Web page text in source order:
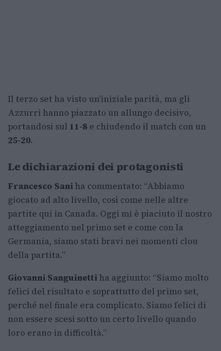
Il terzo set ha visto un’iniziale parità, ma gli
Azzurri hanno piazzato un allungo decisivo,
portandosi sul 11-8 e chiudendo il match con un
25-20.
Le dichiarazioni dei protagonisti
Francesco Sani ha commentato: “Abbiamo
giocato ad alto livello, così come nelle altre
partite qui in Canada. Oggi mi è piaciuto il nostro
atteggiamento nel primo set e come con la
Germania, siamo stati bravi nei momenti clou
della partita.”
Giovanni Sanguinetti ha aggiunto: “Siamo molto
felici del risultato e soprattutto del primo set,
perché nel finale era complicato. Siamo felici di
non essere scesi sotto un certo livello quando
loro erano in difficoltà.”